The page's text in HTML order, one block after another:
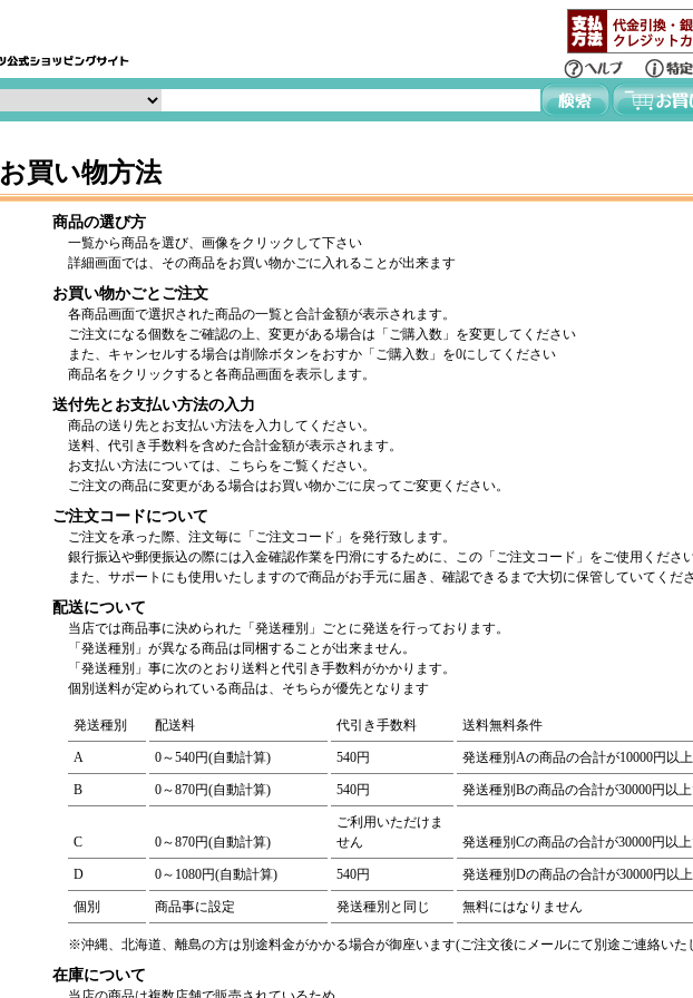
お買い物方法
商品の選び方
一覧から商品を選び、画像をクリックして下さい
詳細画面では、その商品をお買い物かごに入れることが出来ます
お買い物かごとご注文
各商品画面で選択された商品の一覧と合計金額が表示されます。
ご注文になる個数をご確認の上、変更がある場合は「ご購入数」を変更してください
また、キャンセルする場合は削除ボタンをおすか「ご購入数」を0にしてください
商品名をクリックすると各商品画面を表示します。
送付先とお支払い方法の入力
商品の送り先とお支払い方法を入力してください。
送料、代引き手数料を含めた合計金額が表示されます。
お支払い方法については、こちらをご覧ください。
ご注文の商品に変更がある場合はお買い物かごに戻ってご変更ください。
ご注文コードについて
ご注文を承った際、注文毎に「ご注文コード」を発行致します。
銀行振込や郵便振込の際には入金確認作業を円滑にするために、この「ご注文コード」をご使用くださ
また、サポートにも使用いたしますので商品がお手元に届き、確認できるまで大切に保管していてくださ
配送について
当店では商品事に決められた「発送種別」ごとに発送を行っております。
「発送種別」が異なる商品は同梱することが出来ません。
「発送種別」事に次のとおり送料と代引き手数料がかかります。
個別送料が定められている商品は、そちらが優先となります
発送種別 配送料 代引き手数料 送料無料条件
A 0～540円(自動計算) 540円 発送種別Aの商品の合計が10000円以
B 0～870円(自動計算) 540円 発送種別Bの商品の合計が30000円以
C 0～870円(自動計算)
ご利用いただけま
せん
発送種別Cの商品の合計が30000円以
D 0～1080円(自動計算) 540円 発送種別Dの商品の合計が30000円以
個別 商品事に設定 発送種別と同じ 無料にはなりません
※沖縄、北海道、離島の方は別途料金がかかる場合が御座います(ご注文後にメールにて別途ご連絡いた
在庫について